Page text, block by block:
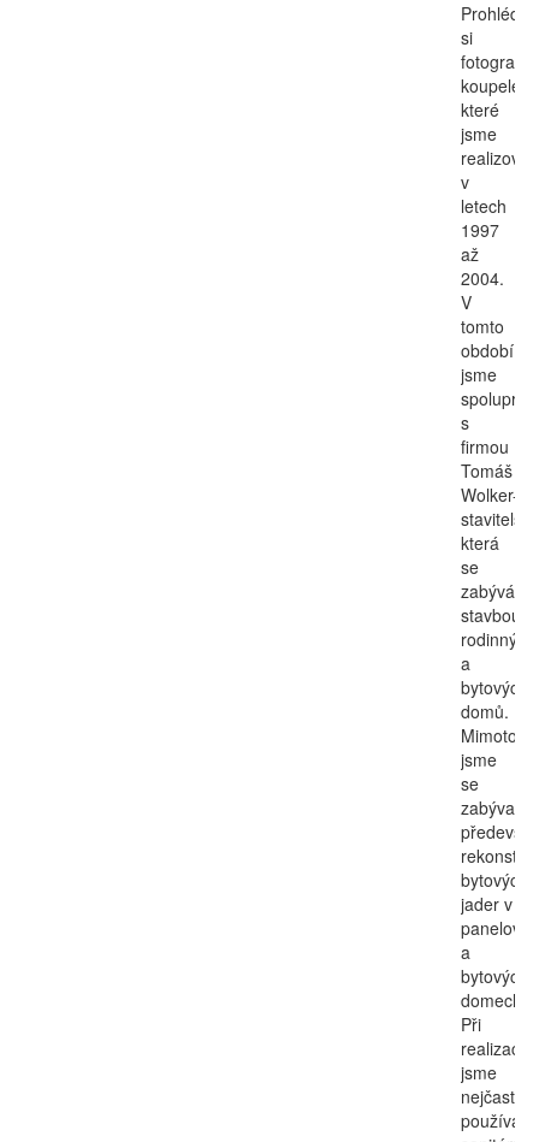
si
fotografie
koupelen,
které
jsme
realizovali
v
letech
1997
až
2004.
V
tomto
období
jsme
s
firmou
Tomáš
Wolker-
která
se
zabývá
stavbou
rodinných
a
bytových
domů.
Mimoto
jsme
se
zabývali
bytových
jader v
a
bytových
domech.
Při
jsme
nejčastěji
používali